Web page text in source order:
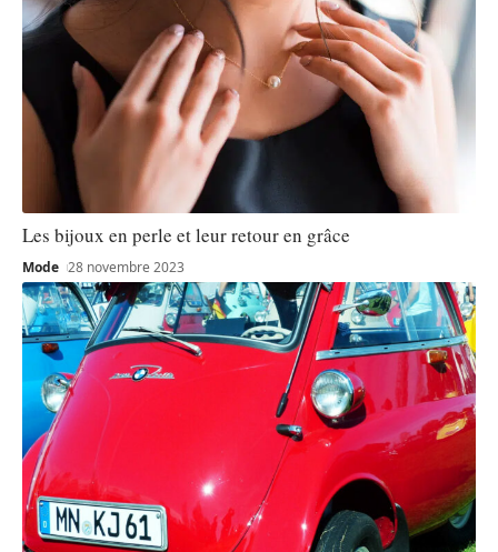
Les bijoux en perle et leur retour en grâce
Mode 28 novembre 2023